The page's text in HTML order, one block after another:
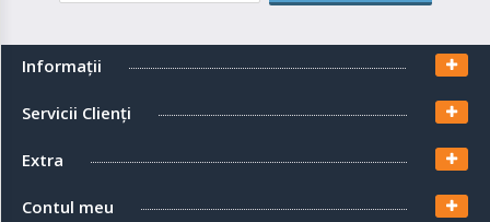
Informaţii
Servicii Clienţi
Extra
Contul meu